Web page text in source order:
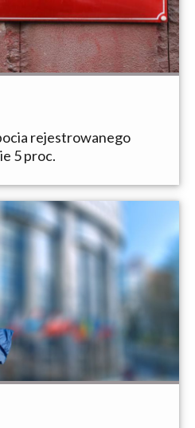
rejestrowanego
5 proc.